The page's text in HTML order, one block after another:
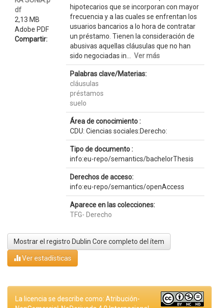
df
2,13 MB
Adobe PDF
Compartir:
hipotecarios que se incorporan con mayor
frecuencia y a las cuales se enfrentan los
usuarios bancarios a lo hora de contratar
un préstamo. Tienen la consideración de
abusivas aquellas cláusulas que no han
sido negociadas in... Ver más
Palabras clave/Materias:
cláusulas
préstamos
suelo
Área de conocimiento :
CDU: Ciencias sociales:Derecho:
Tipo de documento :
info:eu-repo/semantics/bachelorThesis
Derechos de acceso:
info:eu-repo/semantics/openAccess
Aparece en las colecciones:
TFG- Derecho
Mostrar el registro Dublin Core completo del ítem
Ver estadísticas
La licencia se describe como: Atribución-